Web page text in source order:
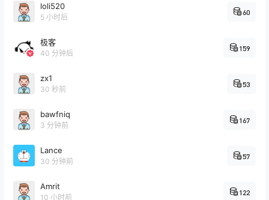
loli520
5 小时后
60
极客
40 分钟后
159
zx1
31 秒前
53
bawfniq
3 分钟前
167
Lance
30 分钟前
57
Amrit
10 小时前
122